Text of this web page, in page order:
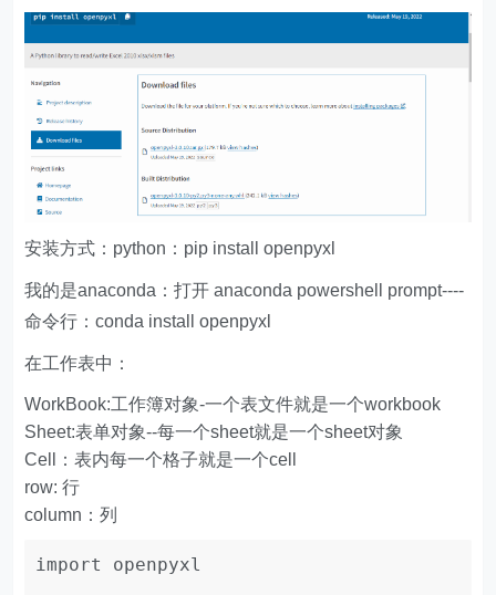
安装方式：python：pip install openpyxl
我的是anaconda：打开 anaconda powershell prompt----
命令行：conda install openpyxl
在工作表中：
WorkBook:工作簿对象-一个表文件就是一个workbook
Sheet:表单对象--每一个sheet就是一个sheet对象
Cell：表内每一个格子就是一个cell
row: 行
column：列
import openpyxl